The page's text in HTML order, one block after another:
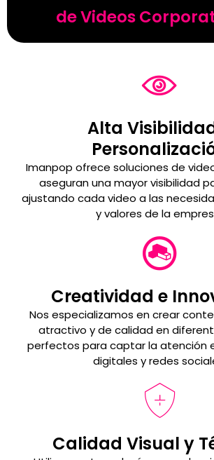
de Videos
Alta
Imanpop ofrece soluciones de
aseguran una mayor visibilidad
ajustando cada video a las
y valores de la
Creatividad e
Nos especializamos en crear
atractivo y de calidad en
perfectos para captar la atención
digitales y redes
Calidad Visual y